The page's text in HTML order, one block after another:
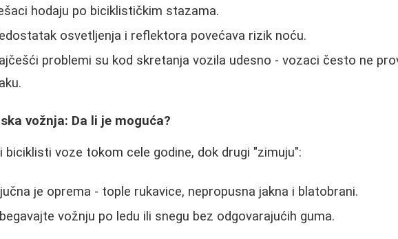
hodaju po biciklističkim stazama.
osvetljenja i reflektora povećava rizik noću.
problemi su kod skretanja vozila udesno - vozaci često ne
vožnja: Da li je moguća?
biciklisti voze tokom cele godine, dok drugi "zimuju":
je oprema - tople rukavice, nepropusna jakna i blatobrani.
vožnju po ledu ili snegu bez odgovarajućih guma.